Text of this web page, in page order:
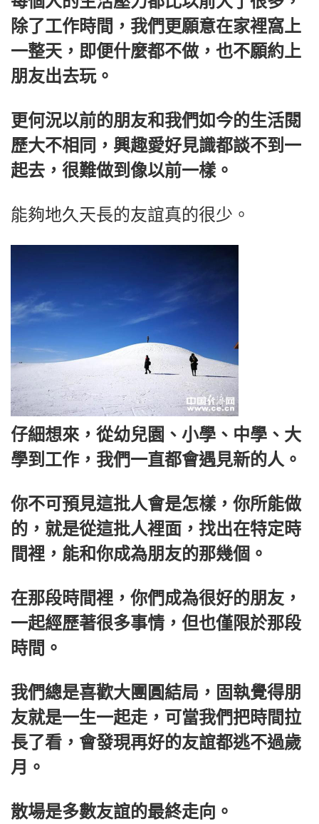
除了工作時間，我們更願意在家裡窩上
一整天，即便什麼都不做，也不願約上
朋友出去玩。
更何況以前的朋友和我們如今的生活閱
歷大不相同，興趣愛好見識都談不到一
起去，很難做到像以前一樣。
能夠地久天長的友誼真的很少。
仔細想來，從幼兒園、小學、中學、大
學到工作，我們一直都會遇見新的人。
你不可預見這批人會是怎樣，你所能做
的，就是從這批人裡面，找出在特定時
間裡，能和你成為朋友的那幾個。
在那段時間裡，你們成為很好的朋友，
一起經歷著很多事情，但也僅限於那段
時間。
我們總是喜歡大團圓結局，固執覺得朋
友就是一生一起走，可當我們把時間拉
長了看，會發現再好的友誼都逃不過歲
月。
散場是多數友誼的最終走向。